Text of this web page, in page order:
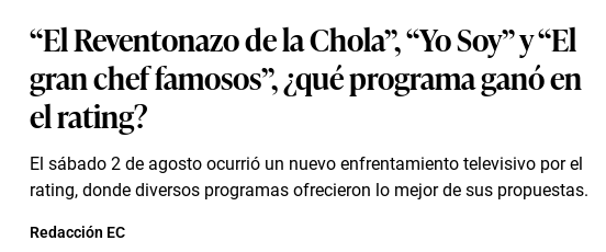
“El Reventonazo de la Chola”, “Yo Soy” y “El
gran chef famosos”, ¿qué programa ganó en
el rating?
El sábado 2 de agosto ocurrió un nuevo enfrentamiento televisivo por el
rating, donde diversos programas ofrecieron lo mejor de sus propuestas.
Redacción EC